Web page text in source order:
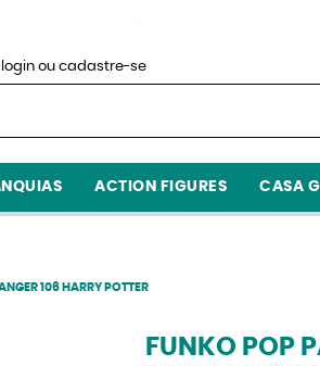
ou cadastre-se
ACTION FIGURES CASA
106 HARRY POTTER
FUNKO POP